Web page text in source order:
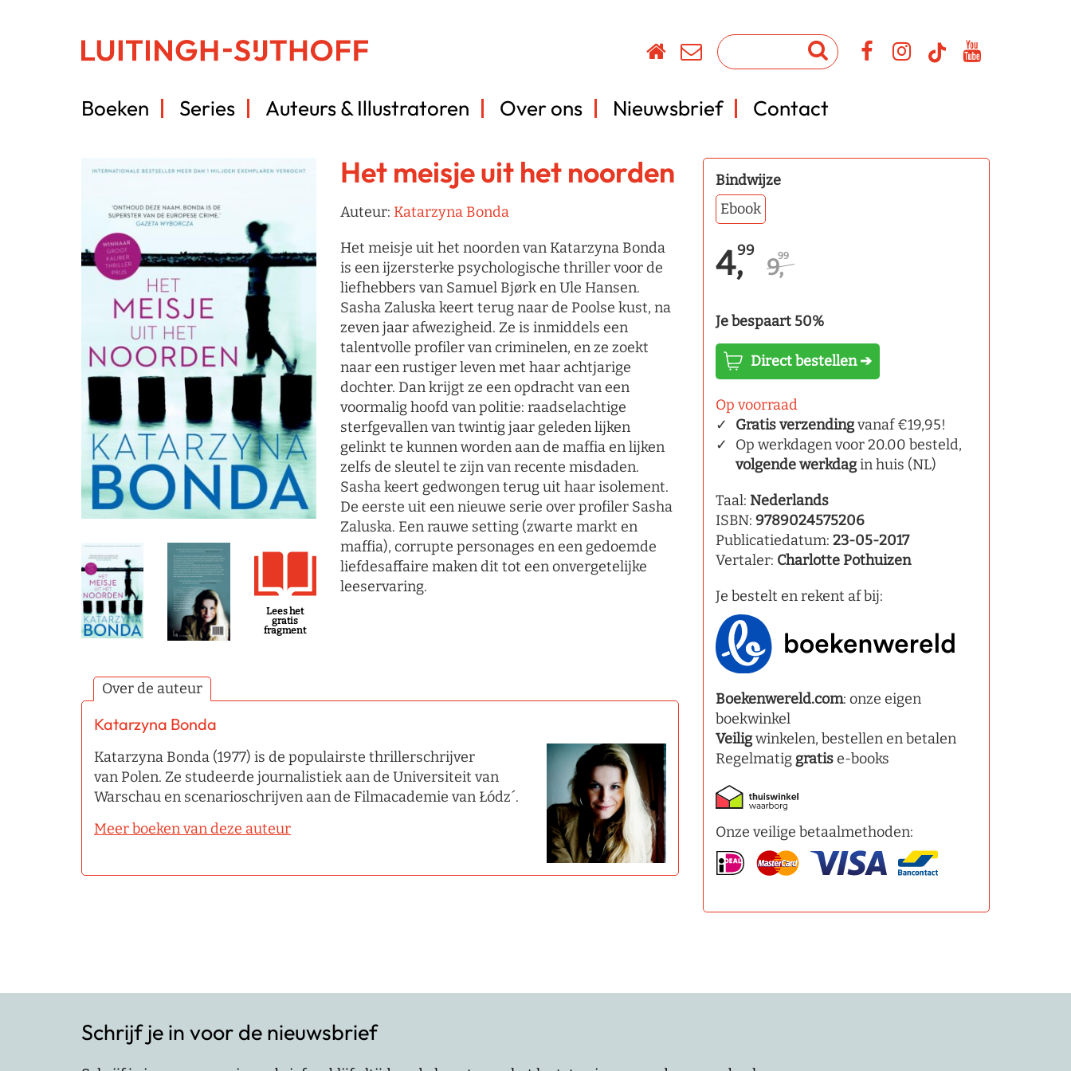
Boeken Series Auteurs & Illustratoren Over ons Nieuwsbrief Contact
Lees het
gratis
fragment
Het meisje uit het noorden
Auteur: Katarzyna Bonda
Het meisje uit het noorden van Katarzyna Bonda
is een ijzersterke psychologische thriller voor de
liefhebbers van Samuel Bjørk en Ule Hansen.
Sasha Zaluska keert terug naar de Poolse kust, na
zeven jaar afwezigheid. Ze is inmiddels een
talentvolle profiler van criminelen, en ze zoekt
naar een rustiger leven met haar achtjarige
dochter. Dan krijgt ze een opdracht van een
voormalig hoofd van politie: raadselachtige
sterfgevallen van twintig jaar geleden lijken
gelinkt te kunnen worden aan de maffia en lijken
zelfs de sleutel te zijn van recente misdaden.
Sasha keert gedwongen terug uit haar isolement.
De eerste uit een nieuwe serie over profiler Sasha
Zaluska. Een rauwe setting (zwarte markt en
maffia), corrupte personages en een gedoemde
liefdesaffaire maken dit tot een onvergetelijke
leeservaring.
Over de auteur
Katarzyna Bonda
Katarzyna Bonda (1977) is de populairste thrillerschrijver
van Polen. Ze studeerde journalistiek aan de Universiteit van
Warschau en scenarioschrijven aan de Filmacademie van Łódz´.
Meer boeken van deze auteur
Bindwijze
Ebook
4,99
9,99
Je bespaart 50%
Direct bestellen ➔
Op voorraad
Gratis verzendingvanaf €19,95!
Op werkdagen voor 20.00 besteld,
volgende werkdagin huis (NL)
Taal: Nederlands
ISBN: 9789024575206
Publicatiedatum: 23-05-2017
Vertaler: Charlotte Pothuizen
Je bestelt en rekent af bij:
Boekenwereld.com: onze eigen
boekwinkel
Veiligwinkelen, bestellen en betalen
Regelmatig gratise-books
Onze veilige betaalmethoden:
Schrijf je in voor de nieuwsbrief